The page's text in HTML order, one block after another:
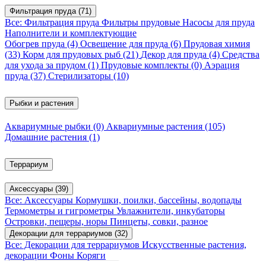
Фильтрация пруда (71)
Все: Фильтрация пруда Фильтры прудовые Насосы для пруда
Наполнители и комплектующие
Обогрев пруда (4) Освещение для пруда (6) Прудовая химия
(33) Корм для прудовых рыб (21) Декор для пруда (4) Средства
для ухода за прудом (1) Прудовые комплекты (0) Аэрация
пруда (37) Стерилизаторы (10)
Рыбки и растения
Аквариумные рыбки (0) Аквариумные растения (105)
Домашние растения (1)
Террариум
Аксессуары (39)
Все: Аксессуары Кормушки, поилки, бассейны, водопады
Термометры и гигрометры Увлажнители, инкубаторы
Островки, пещеры, норы Пинцеты, совки, разное
Декорации для террариумов (32)
Все: Декорации для террариумов Искусственные растения,
декорации Фоны Коряги